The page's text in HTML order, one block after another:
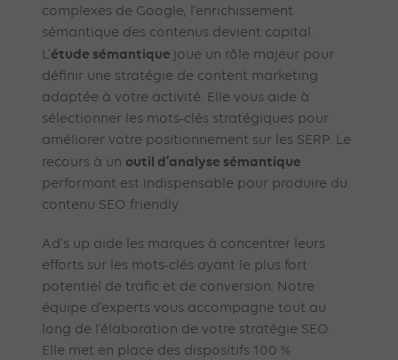
complexes de Google, l’enrichissement
sémantique des contenus devient capital.
L’étude sémantique joue un rôle majeur pour
définir une stratégie de content marketing
adaptée à votre activité. Elle vous aide à
sélectionner les mots-clés stratégiques pour
améliorer votre positionnement sur les SERP. Le
recours à un outil d’analyse sémantique
performant est indispensable pour produire du
contenu SEO friendly.
Ad’s up aide les marques à concentrer leurs
efforts sur les mots-clés ayant le plus fort
potentiel de trafic et de conversion. Notre
équipe d’experts vous accompagne tout au
long de l’élaboration de votre stratégie SEO.
Elle met en place des dispositifs 100 %